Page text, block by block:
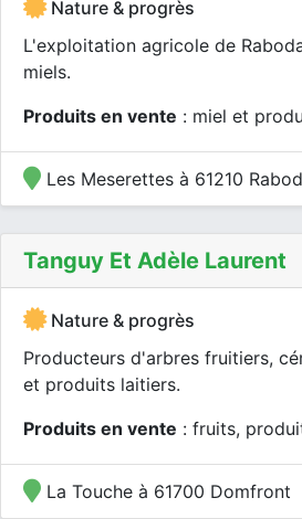
Nature & progrès
L'exploitation agricole de
miels.
Produits en vente : miel et
Les Meserettes à 61210
Tanguy Et Adèle Laurent
Nature & progrès
Producteurs d'arbres fruitiers,
et produits laitiers.
Produits en vente : fruits,
La Touche à 61700 Domfront